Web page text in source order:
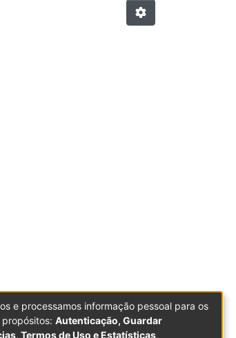
e processamos informação pessoal para os
Autenticação, Guardar
Termos de Uso e Estatísticas.